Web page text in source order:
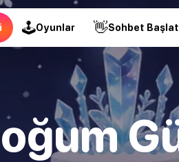
🕹Oyunlar 👋Sohbet